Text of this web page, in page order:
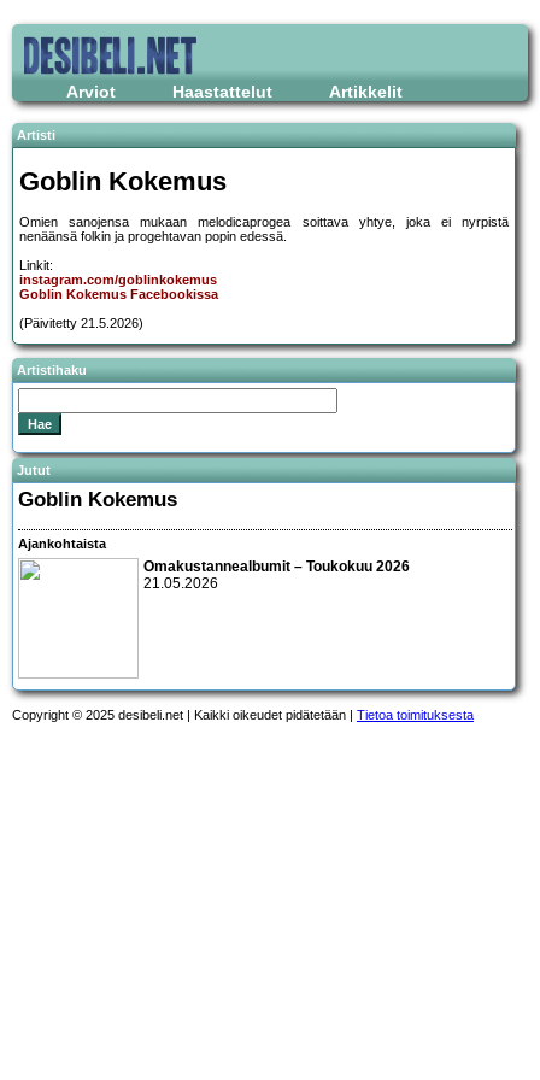
Arviot Haastattelut Artikkelit
Artisti
Goblin Kokemus
Omien sanojensa mukaan melodicaprogea soittava yhtye, joka ei nyrpistä
nenäänsä folkin ja progehtavan popin edessä.
Linkit:
instagram.com/goblinkokemus
Goblin Kokemus Facebookissa
(Päivitetty 21.5.2026)
Artistihaku
Jutut
Goblin Kokemus
Ajankohtaista
Omakustannealbumit – Toukokuu 2026
21.05.2026
Copyright © 2025 desibeli.net | Kaikki oikeudet pidätetään | Tietoa toimituksesta